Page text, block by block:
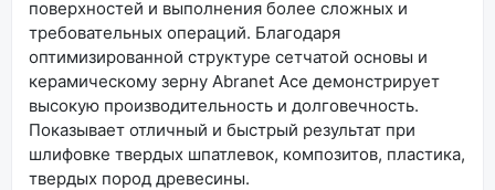
поверхностей и выполнения более сложных и
требовательных операций. Благодаря
оптимизированной структуре сетчатой основы и
керамическому зерну Abranet Ace демонстрирует
высокую производительность и долговечность.
Показывает отличный и быстрый результат при
шлифовке твердых шпатлевок, композитов, пластика,
твердых пород древесины.